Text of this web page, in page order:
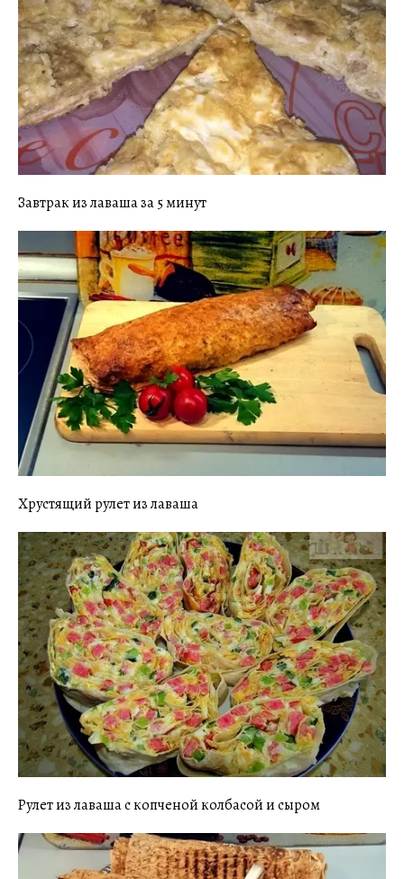
Завтрак из лаваша за 5 минут
Хрустящий рулет из лаваша
Рулет из лаваша с копченой колбасой и сыром